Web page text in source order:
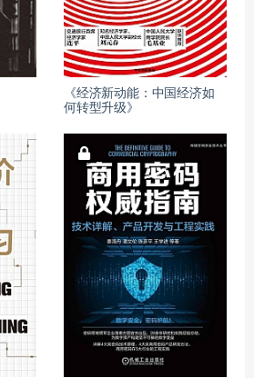
《经济新动能：中国经济如
何转型升级》